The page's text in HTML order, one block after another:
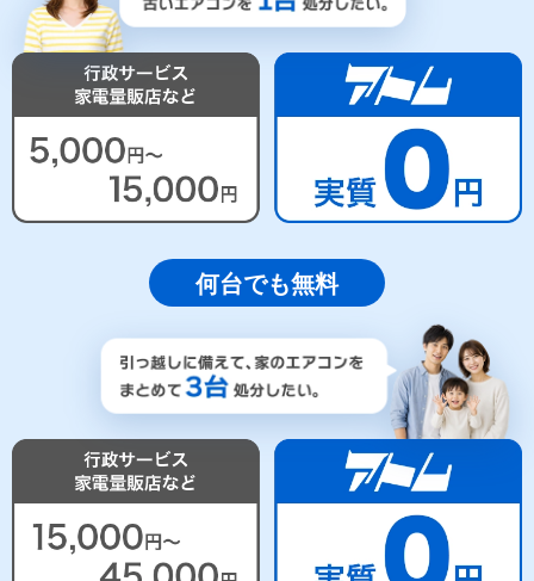
何台でも無料